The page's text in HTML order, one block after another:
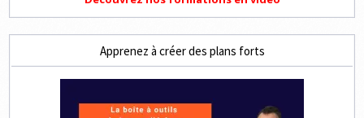
Apprenez à créer des plans forts